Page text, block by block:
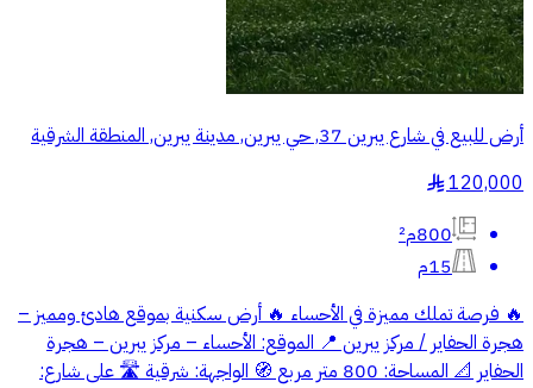
أرض للبيع في شارع يبرين 37, حي يبرين, مدينة يبرين, المنطقة الشرقية
120,000
§
800م²
15م
🔥 فرصة تملك مميزة في الأحساء 🔥 أرض سكنية بموقع هادئ ومميز –
هجرة الحفاير / مركز يبرين 📍 الموقع: الأحساء – مركز يبرين – هجرة
الحفاير 📐 المساحة: 800 متر مربع 🧭 الواجهة: شرقية 🛣 على شارع: